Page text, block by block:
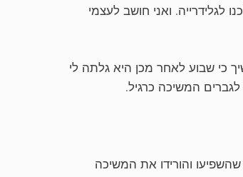
לגלידרייה. ואני חושב לעצמי
כי שבוע לאחר מכן היא גלתה לי
המשיכה כרגיל.
והורידו את המשיכה